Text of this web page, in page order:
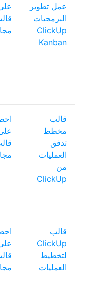
عمل تطوير
البرمجيات
ClickUp
Kanban
قالب
مخطط
تدفق
العمليات
من
ClickUp
قالب
ClickUp
لتخطيط
العمليات